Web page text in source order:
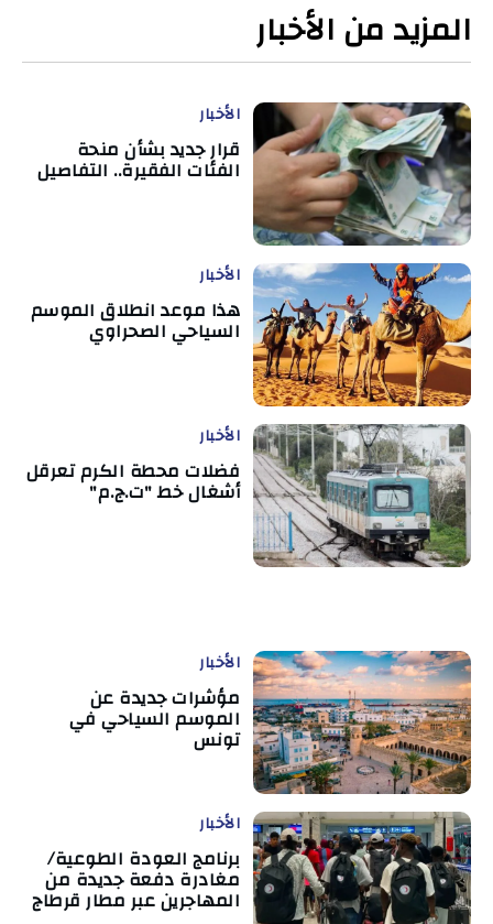
المزيد من الأخبار
الأخبار
قرار جديد بشأن منحة
الفئات الفقيرة.. التفاصيل
الأخبار
هذا موعد انطلاق الموسم
السياحي الصحراوي
الأخبار
فضلات محطة الكرم تعرقل
أشغال خط "ت.ج.م"
الأخبار
مؤشرات جديدة عن
الموسم السياحي في
تونس
الأخبار
برنامج العودة الطوعية/
مغادرة دفعة جديدة من
المهاجرين عبر مطار قرطاج